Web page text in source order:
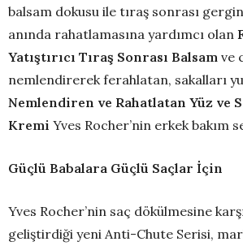
balsam dokusu ile tıraş sonrası
anında rahatlamasına yardımcı olan
Yatıştırıcı Tıraş Sonrası Balsam ve
nemlendirerek ferahlatan, sakalları
Nemlendiren ve Rahatlatan Yüz ve
Kremi Yves Rocher’nin erkek bakım
Güçlü Babalara Güçlü Saçlar İçin
Yves Rocher’nin saç dökülmesine
geliştirdiği yeni Anti-Chute Serisi,